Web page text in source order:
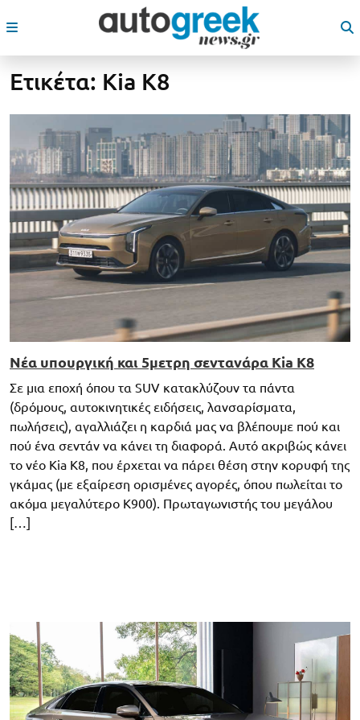
Ετικέτα: Kia K8
Νέα υπουργική και 5μετρη σεντανάρα Kia K8
Σε μια εποχή όπου τα SUV κατακλύζουν τα πάντα
(δρόμους, αυτοκινητικές ειδήσεις, λανσαρίσματα,
πωλήσεις), αγαλλιάζει η καρδιά μας να βλέπουμε πού και
πού ένα σεντάν να κάνει τη διαφορά. Αυτό ακριβώς κάνει
το νέο Kia K8, που έρχεται να πάρει θέση στην κορυφή της
γκάμας (με εξαίρεση ορισμένες αγορές, όπου πωλείται το
ακόμα μεγαλύτερο K900). Πρωταγωνιστής του μεγάλου
[…]